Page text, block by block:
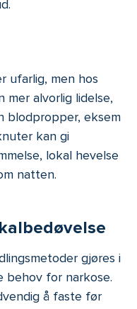
ufarlig, men hos
alvorlig lidelse,
blodpropper, eksem
kan gi
lokal hevelse
natten.
gjøres i
behov for narkose.
å faste før